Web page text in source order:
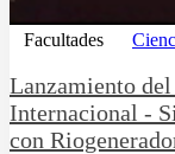
Facultades
Lanzamiento
Internacional -
con